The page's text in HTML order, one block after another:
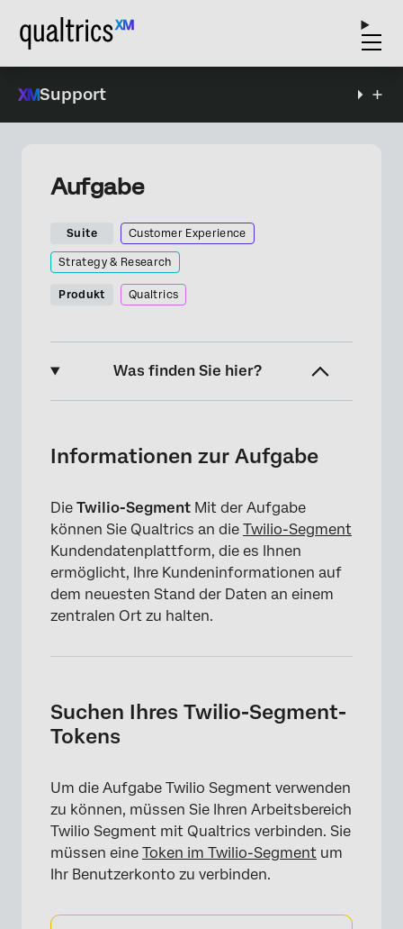
Support
Aufgabe
Suite Customer Experience
Strategy & Research
Produkt Qualtrics
Was finden Sie hier?
Suchen Ihres Twilio-Segment-Tokens
Informationen zur Aufgabe
Die Twilio-Segment Mit der Aufgabe
können Sie Qualtrics an die Twilio-Segment
Kundendatenplattform, die es Ihnen
ermöglicht, Ihre Kundeninformationen auf
dem neuesten Stand der Daten an einem
zentralen Ort zu halten.
Suchen Ihres Twilio-Segment-
Tokens
Um die Aufgabe Twilio Segment verwenden
zu können, müssen Sie Ihren Arbeitsbereich
Twilio Segment mit Qualtrics verbinden. Sie
müssen eine Token im Twilio-Segment um
Ihr Benutzerkonto zu verbinden.